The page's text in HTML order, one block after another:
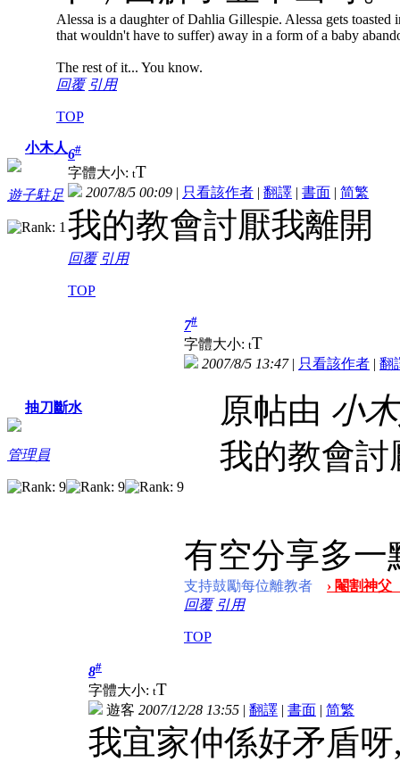
Alessa is a daughter of Dahlia Gillespie. Alessa gets
that wouldn't have to suffer) away in a form of a baby
The rest of it... You know.
回覆 引用
TOP
小木人
遊子駐足
6#
字體大小: tT
2007/8/5 00:09 | 只看該作者 | 翻譯 | 書面 | 简繁
我的教會討厭我離開
回覆 引用
TOP
抽刀斷水
管理員
7#
字體大小: tT
2007/8/5 13:47| 只看該作者 | 翻
原帖由 小
我的教會討
有空分享多一
支持鼓勵每位離教者
› 閹割神
回覆 引用
TOP
8#
字體大小: tT
遊客 2007/12/28 13:55 | 翻譯 | 書面 | 简繁
我宜家仲係好矛盾